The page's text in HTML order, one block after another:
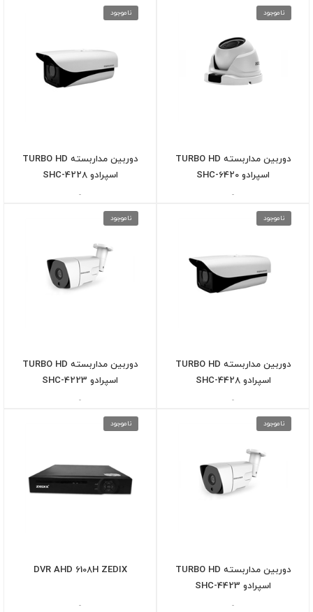
ناموجود
دوربین مداربسته TURBO HD
اسپرادو SHC-6420
-
ناموجود
دوربین مداربسته TURBO HD
اسپرادو SHC-4228
-
ناموجود
دوربین مداربسته TURBO HD
اسپرادو SHC-4428
-
ناموجود
دوربین مداربسته TURBO HD
اسپرادو SHC-4223
-
ناموجود
دوربین مداربسته TURBO HD
اسپرادو SHC-4423
-
ناموجود
DVR AHD 6108H ZEDIX
-